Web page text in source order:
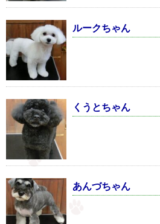
ルークちゃん
くうとちゃん
あんづちゃん